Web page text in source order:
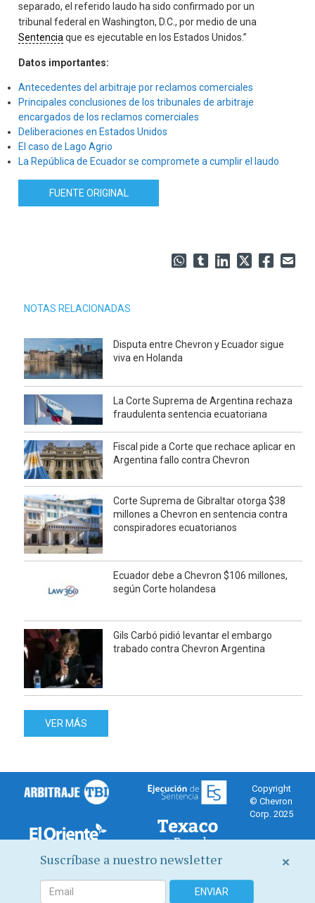
separado, el referido laudo ha sido confirmado por un
tribunal federal en Washington, D.C., por medio de una
Sentencia que es ejecutable en los Estados Unidos.”
Datos importantes:
Antecedentes del arbitraje por reclamos comerciales
Principales conclusiones de los tribunales de arbitraje
encargados de los reclamos comerciales
Deliberaciones en Estados Unidos
El caso de Lago Agrio
La República de Ecuador se compromete a cumplir el laudo
FUENTE ORIGINAL
NOTAS RELACIONADAS
Disputa entre Chevron y Ecuador sigue
viva en Holanda
La Corte Suprema de Argentina rechaza
fraudulenta sentencia ecuatoriana
Fiscal pide a Corte que rechace aplicar en
Argentina fallo contra Chevron
Corte Suprema de Gibraltar otorga $38
millones a Chevron en sentencia contra
conspiradores ecuatorianos
Ecuador debe a Chevron $106 millones,
según Corte holandesa
Gils Carbó pidió levantar el embargo
trabado contra Chevron Argentina
VER MÁS
×
Suscríbase a nuestro newsletter
Canal de Chevron Corporation sobre el fraude juidicial en su
Copyright
© Chevron
Corp. 2025